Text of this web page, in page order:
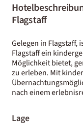
Flagstaff
Gelegen in Flagstaff,
Flagstaff ein
Möglichkeit bietet,
zu erleben. Mit
nach einem
Lage